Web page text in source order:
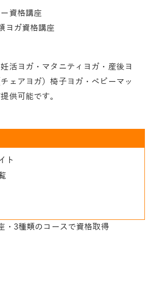
資格講座
ヨガ資格講座
活ヨガ・マタニティヨガ・産後ヨ
ェアヨガ）椅子ヨガ・ベビーマッ
供可能です。
ト
・3種類のコースで資格取得